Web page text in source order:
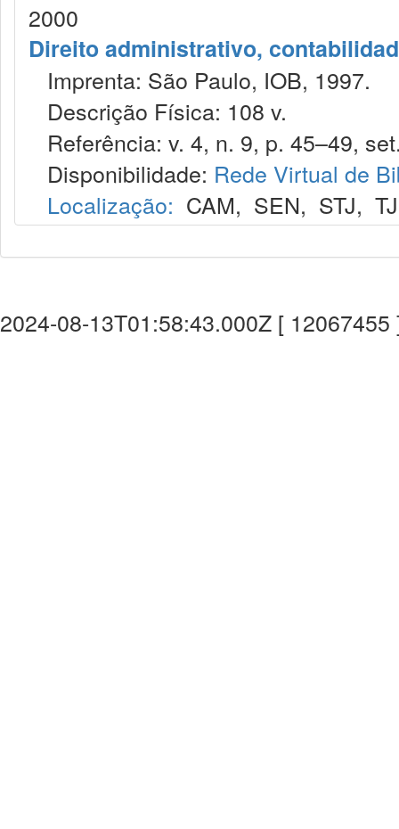
2000
Direito administrativo,
Imprenta: São Paulo, IOB, 1997.
Descrição Física: 108 v.
Referência: v. 4, n. 9, p. 45–49,
Disponibilidade: Rede Virtual de
Localização: CAM, SEN, STJ,
2024-08-13T01:58:43.000Z [ 12067455